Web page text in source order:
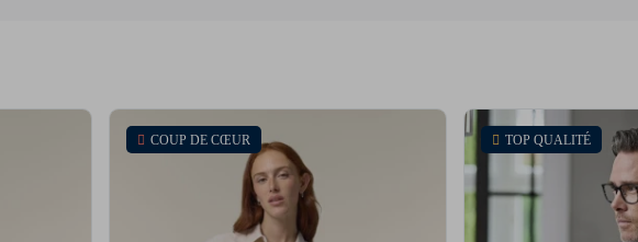
COUP DE CŒUR TOP QUALITÉ